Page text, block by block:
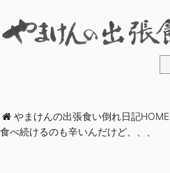
やまけんの出張食い倒れ日記HOME
食べ続けるのも辛いんだけど、、、